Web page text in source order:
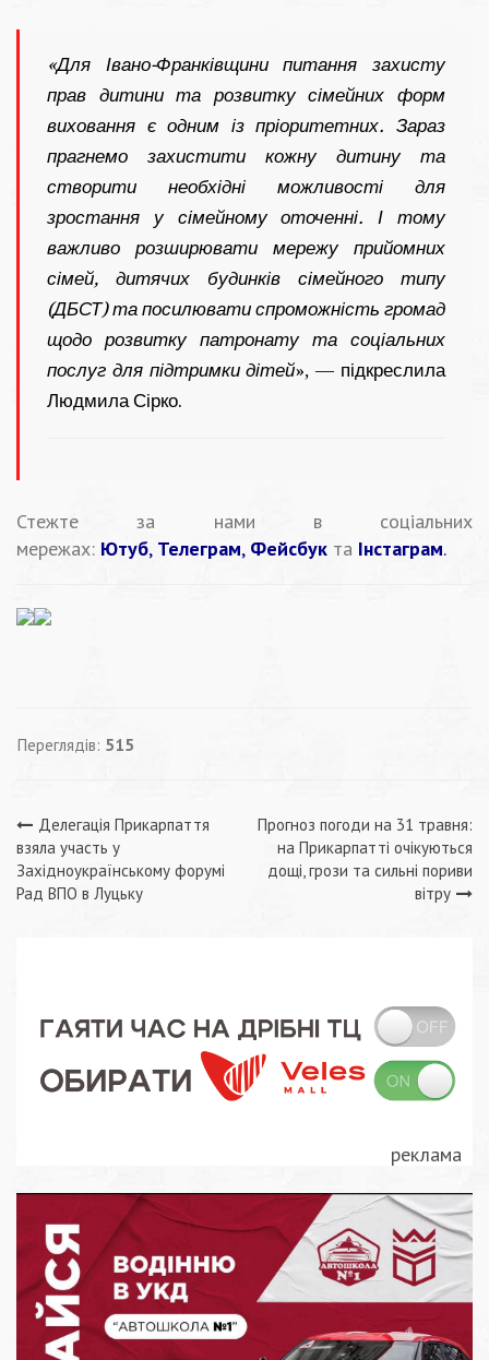
«Для Івано-Франківщини питання захисту
прав дитини та розвитку сімейних форм
виховання є одним із пріоритетних. Зараз
прагнемо захистити кожну дитину та
створити необхідні можливості для
зростання у сімейному оточенні. І тому
важливо розширювати мережу прийомних
сімей, дитячих будинків сімейного типу
(ДБСТ) та посилювати спроможність громад
щодо розвитку патронату та соціальних
послуг для підтримки дітей», — підкреслила
Людмила Сірко.
Стежте за нами в соціальних
мережах: Ютуб, Телеграм, Фейсбук та Інстаграм.
Переглядів: 515
Навігація
записів
Делегація Прикарпаття
взяла участь у
Західноукраїнському форумі
Рад ВПО в Луцьку
Прогноз погоди на 31 травня:
на Прикарпатті очікуються
дощі, грози та сильні пориви
вітру